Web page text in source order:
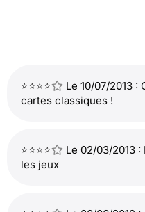
⭐⭐⭐⭐
Le 10/07/2013
cartes classiques !
⭐⭐⭐⭐
Le 02/03/2013
les jeux